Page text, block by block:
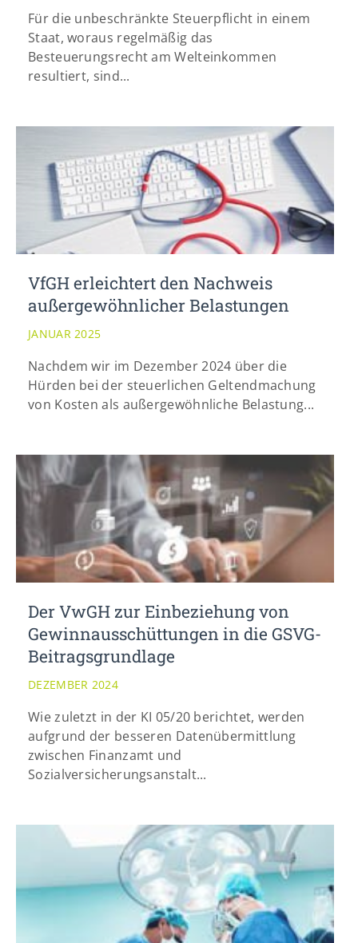
info@yourdomain.com
Für die unbeschränkte Steuerpflicht in einem
Staat, woraus regelmäßig das
Besteuerungsrecht am Welteinkommen
resultiert, sind...
VfGH erleichtert den Nachweis
außergewöhnlicher Belastungen
JANUAR 2025
Nachdem wir im Dezember 2024 über die
Hürden bei der steuerlichen Geltendmachung
von Kosten als außergewöhnliche Belastung...
Der VwGH zur Einbeziehung von
Gewinnausschüttungen in die GSVG-
Beitragsgrundlage
DEZEMBER 2024
Wie zuletzt in der KI 05/20 berichtet, werden
aufgrund der besseren Datenübermittlung
zwischen Finanzamt und
Sozialversicherungsanstalt...